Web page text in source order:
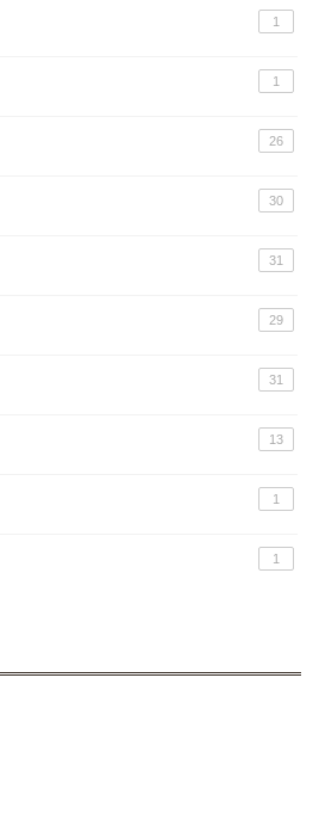
1
1
26
30
31
29
31
13
1
1